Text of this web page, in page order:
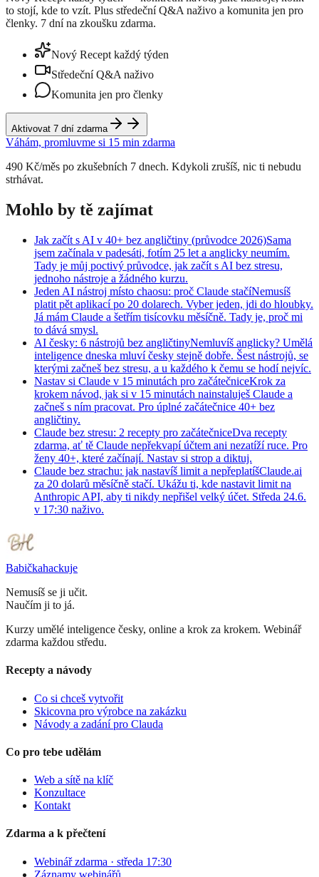
to stojí, kde to vzít. Plus středeční Q&A naživo a komunita jen pro
členky. 7 dní na zkoušku zdarma.
Nový Recept každý týden
Středeční Q&A naživo
Komunita jen pro členky
Aktivovat 7 dní zdarma
Váhám, promluvme si 15 min zdarma
490 Kč/měs po zkušebních 7 dnech. Kdykoli zrušíš, nic ti nebudu
strhávat.
Mohlo by tě zajímat
Jak začít s AI v 40+ bez angličtiny (průvodce 2026)Sama
jsem začínala v padesáti, fotím 25 let a anglicky neumím.
Tady je můj poctivý průvodce, jak začít s AI bez stresu,
jednoho nástroje a žádného kurzu.
Jeden AI nástroj místo chaosu: proč Claude stačíNemusíš
platit pět aplikací po 20 dolarech. Vyber jeden, jdi do hloubky.
Já mám Claude a šetřím tisícovku měsíčně. Tady je, proč mi
to dává smysl.
AI česky: 6 nástrojů bez angličtinyNemluvíš anglicky? Umělá
inteligence dneska mluví česky stejně dobře. Šest nástrojů, se
kterými začneš bez stresu, a u každého k čemu se hodí nejvíc.
Nastav si Claude v 15 minutách pro začátečniceKrok za
krokem návod, jak si v 15 minutách nainstaluješ Claude a
začneš s ním pracovat. Pro úplné začátečnice 40+ bez
angličtiny.
Claude bez stresu: 2 recepty pro začátečniceDva recepty
zdarma, ať tě Claude nepřekvapí účtem ani nezatíží ruce. Pro
ženy 40+, které začínají. Nastav si strop a diktuj.
Claude bez strachu: jak nastavíš limit a nepřeplatíšClaude.ai
za 20 dolarů měsíčně stačí. Ukážu ti, kde nastavit limit na
Anthropic API, aby ti nikdy nepřišel velký účet. Středa 24.6.
v 17:30 naživo.
Babičkahackuje
Nemusíš se ji učit.
Naučím ji to já.
Kurzy umělé inteligence česky, online a krok za krokem. Webinář
zdarma každou středu.
Recepty a návody
Co si chceš vytvořit
Skicovna pro výrobce na zakázku
Návody a zadání pro Clauda
Co pro tebe udělám
Web a sítě na klíč
Konzultace
Kontakt
Zdarma a k přečtení
Webinář zdarma · středa 17:30
Záznamy webinářů